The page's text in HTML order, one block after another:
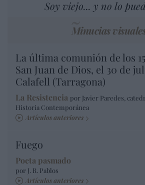
Soy viejo... y no lo
Minucias
La última comunión de los
San Juan de Dios, el 30 de
Calafell (Tarragona)
La Resistencia por Javier Paredes,
Historia Contemporánea
Artículos anteriores
Fuego
Poeta pasmado
por J. R. Pablos
Artículos anteriores